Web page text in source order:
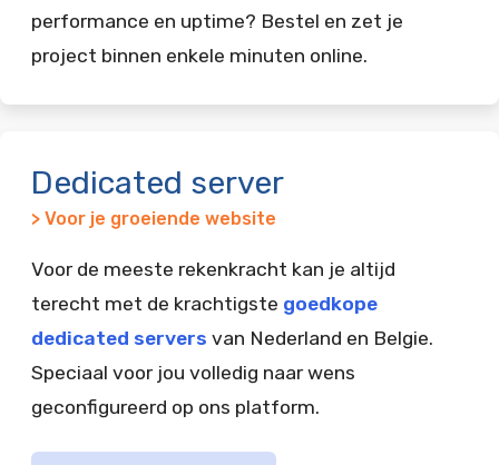
performance en uptime? Bestel en zet je
project binnen enkele minuten online.
Dedicated server
> Voor je groeiende website
Voor de meeste rekenkracht kan je altijd
terecht met de krachtigste goedkope
dedicated servers van Nederland en Belgie.
Speciaal voor jou volledig naar wens
geconfigureerd op ons platform.